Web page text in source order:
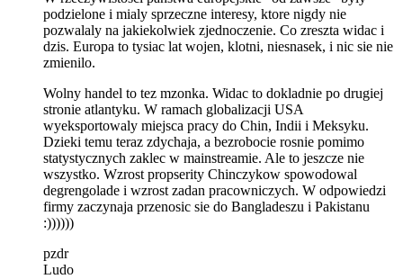
podzielone i mialy sprzeczne interesy, ktore nigdy nie
pozwalaly na jakiekolwiek zjednoczenie. Co zreszta widac i
dzis. Europa to tysiac lat wojen, klotni, niesnasek, i nic sie nie
zmienilo.
Wolny handel to tez mzonka. Widac to dokladnie po drugiej
stronie atlantyku. W ramach globalizacji USA
wyeksportowaly miejsca pracy do Chin, Indii i Meksyku.
Dzieki temu teraz zdychaja, a bezrobocie rosnie pomimo
statystycznych zaklec w mainstreamie. Ale to jeszcze nie
wszystko. Wzrost propserity Chinczykow spowodowal
degrengolade i wzrost zadan pracowniczych. W odpowiedzi
firmy zaczynaja przenosic sie do Bangladeszu i Pakistanu
:))))))
pzdr
Ludo